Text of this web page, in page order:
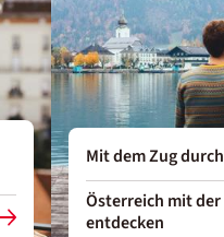
Mit dem Zug
Österreich mit der
entdecken